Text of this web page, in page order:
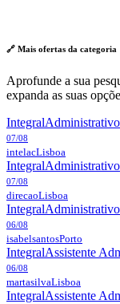
🔗 Mais ofertas da categoria
Aprofunde a sua
expanda as suas
Integral
07/08
intelacLisboa
Integral
07/08
direcaoLisboa
IntegralAdministrativo
06/08
isabelsantosPorto
IntegralAssistente
06/08
martasilvaLisboa
IntegralAssistente